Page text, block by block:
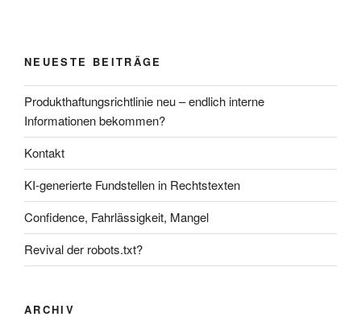
NEUESTE BEITRÄGE
Produkthaftungsrichtlinie neu – endlich interne
Informationen bekommen?
Kontakt
KI-generierte Fundstellen in Rechtstexten
Confidence, Fahrlässigkeit, Mangel
Revival der robots.txt?
ARCHIV